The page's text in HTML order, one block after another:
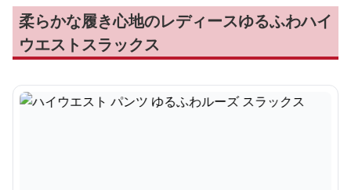
柔らかな履き心地のレディースゆるふわハイ
ウエストスラックス